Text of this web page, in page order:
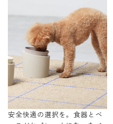
安全快適の選択を。食器とベ